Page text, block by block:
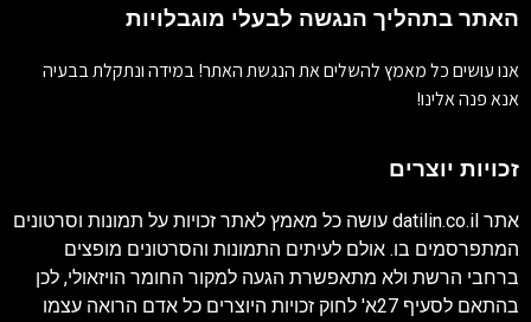
האתר בתהליך הנגשה לבעלי מוגבלויות
אנו עושים כל מאמץ להשלים את הנגשת האתר! במידה ונתקלת בבעיה
אנא פנה אלינו!
זכויות יוצרים
אתר datilin.co.il עושה כל מאמץ לאתר זכויות על תמונות וסרטונים
המתפרסמים בו. אולם לעיתים התמונות והסרטונים מופצים
ברחבי הרשת ולא מתאפשרת הגעה למקור החומר הויזאולי, לכן
בהתאם לסעיף 27א' לחוק זכויות היוצרים כל אדם הרואה עצמו